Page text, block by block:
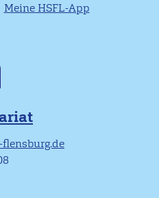
Meine HSFL-App